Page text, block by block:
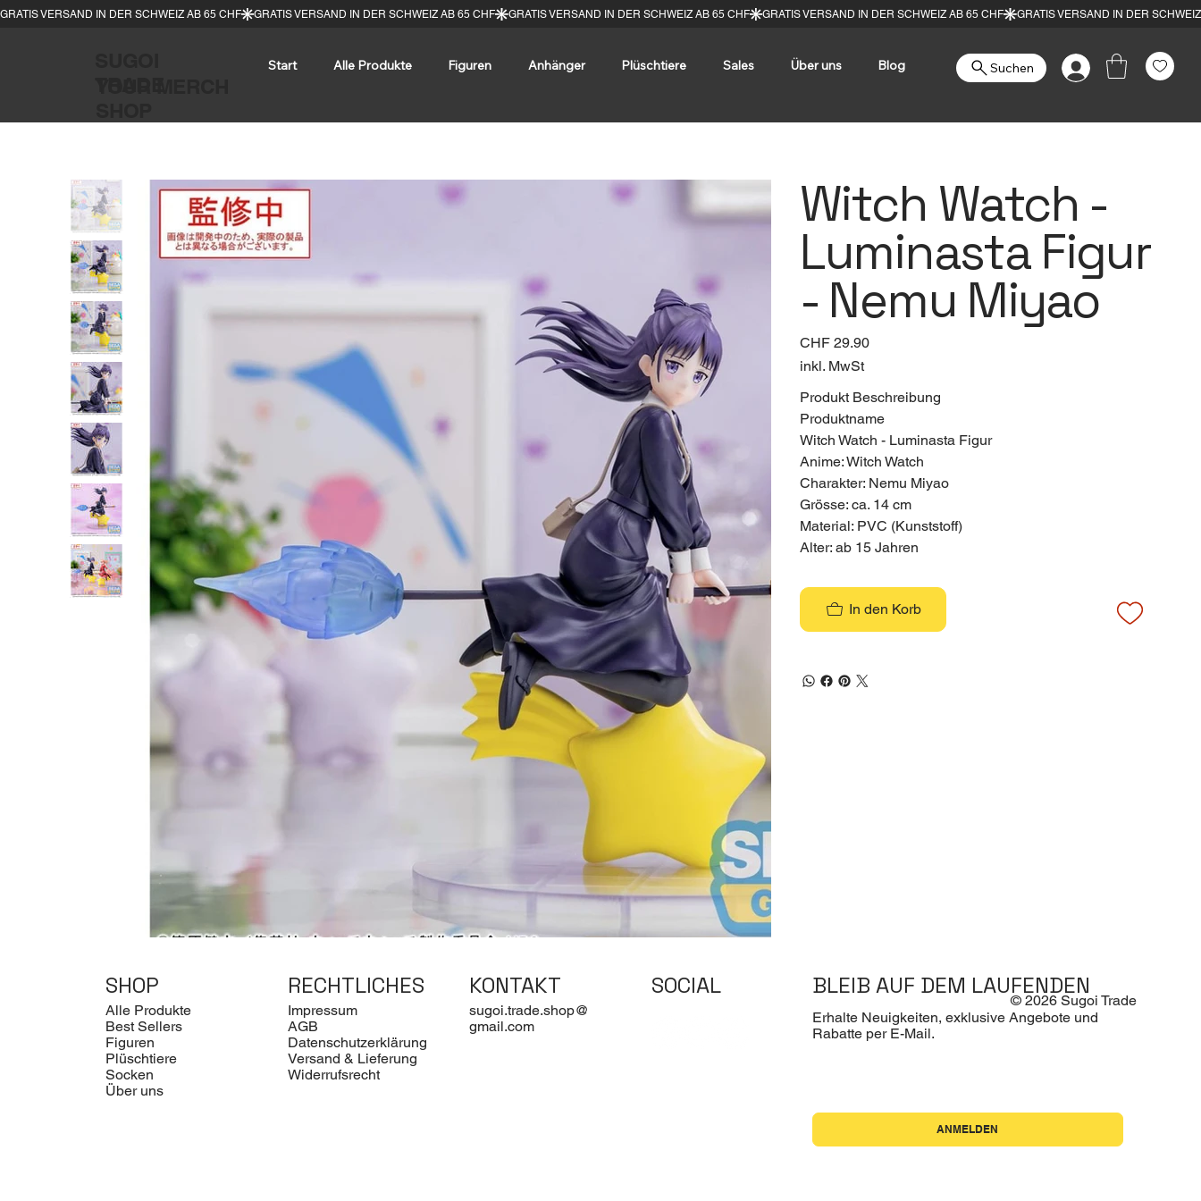
Start Alle Produkte Figuren Anhänger Plüschtiere Sales Über uns Blog Suchen
Witch Watch -
Luminasta Figur
- Nemu Miyao
Preis
CHF 29.90
inkl. MwSt
Produkt Beschreibung
Produktname
Witch Watch - Luminasta Figur
Anime: Witch Watch
Charakter: Nemu Miyao
Grösse: ca. 14 cm
Material: PVC (Kunststoff)
Alter: ab 15 Jahren
In den Korb
SHOP
Alle Produkte
Best Sellers
Figuren
Plüschtiere
Socken
Über uns
RECHTLICHES
Impressum
AGB
Datenschutzerklärung
Versand & Lieferung
Widerrufsrecht
KONTAKT
sugoi.trade.shop@
gmail.com
SOCIAL BLEIB AUF DEM LAUFENDEN
Erhalte Neuigkeiten, exklusive Angebote und
Rabatte per E-Mail.
ANMELDEN
© 2026 Sugoi Trade